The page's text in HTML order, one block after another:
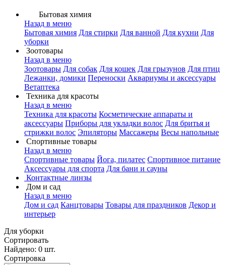
Бытовая химия
Назад в меню
Бытовая химия Для стирки Для ванной Для кухни Для
уборки
Зоотовары
Назад в меню
Зоотовары Для собак Для кошек Для грызунов Для птиц
Лежанки, домики Переноски Аквариумы и аксессуары
Ветаптека
Техника для красоты
Назад в меню
Техника для красоты Косметические аппараты и
аксессуары Приборы для укладки волос Для бритья и
стрижки волос Эпиляторы Массажеры Весы напольные
Спортивные товары
Назад в меню
Спортивные товары Йога, пилатес Спортивное питание
Аксессуары для спорта Для бани и сауны
Контактные линзы
Дом и сад
Назад в меню
Дом и сад Канцтовары Товары для праздников Декор и
интерьер
Для уборки
Сортировать
Найдено: 0 шт.
Сортировка